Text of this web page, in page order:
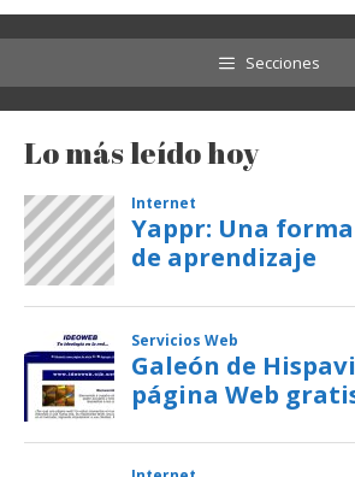
Secciones
Lo más leído hoy